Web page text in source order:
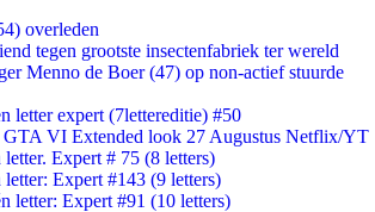
overleden
tegen grootste insectenfabriek ter wereld
Menno de Boer (47) op non-actief stuurde
letter expert (7lettereditie) #50
VI Extended look 27 Augustus Netflix/YT
letter. Expert # 75 (8 letters)
letter: Expert #143 (9 letters)
letter: Expert #91 (10 letters)